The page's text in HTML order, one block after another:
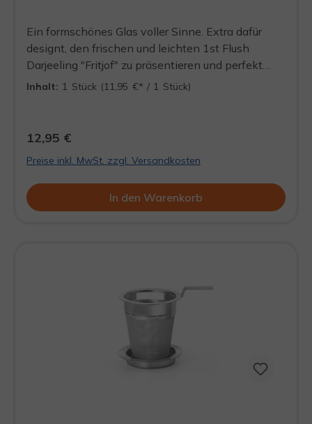
Ein formschönes Glas voller Sinne. Extra dafür
designt, den frischen und leichten 1st Flush
Darjeeling "Fritjof" zu präsentieren und perfekt
aufzubewahren. Stets ein Blickfang und die Quelle
LEER AUSGELIEFERT
Inhalt: 1 Stück (11,95 €* / 1 Stück)
12,95 €
Preise inkl. MwSt. zzgl. Versandkosten
In den Warenkorb